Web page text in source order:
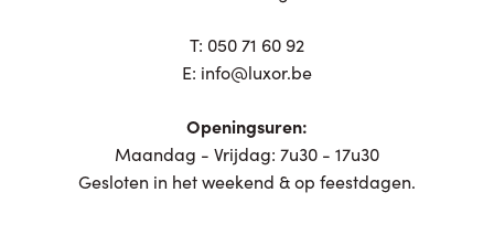
T: 050 71 60 92
E: info@luxor.be
Openingsuren:
Maandag - Vrijdag: 7u30 - 17u30
Gesloten in het weekend & op feestdagen.